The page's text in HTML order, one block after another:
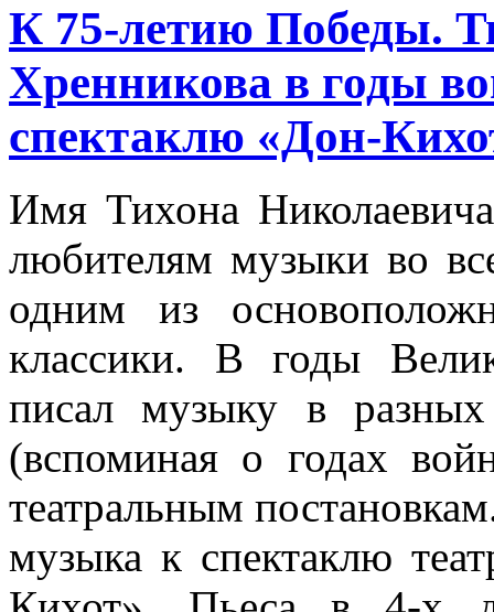
К 75-летию Победы.
Хренникова в годы
спектаклю «Дон-
Имя Тихона
любителям музыки во
одним из
классики. В годы
писал музыку в
(вспоминая о годах
театральным
музыка к спектаклю